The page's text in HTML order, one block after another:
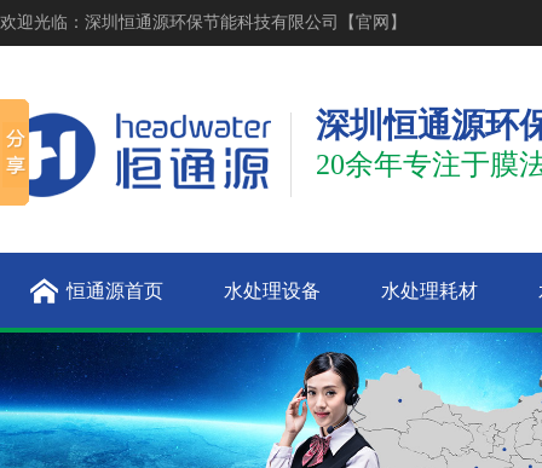
欢迎光临：深圳恒通源环保节能科技有限公司【官网】
深圳恒通源环
20余年专注于膜
恒通源首页 水处理设备 水处理耗材